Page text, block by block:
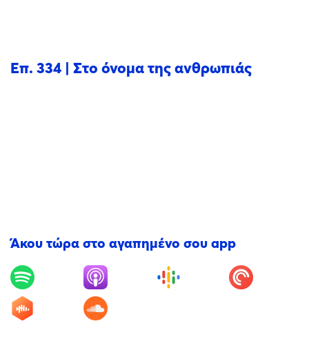
Επ. 334 | Στο όνομα της ανθρωπιάς
Άκου τώρα στο αγαπημένο σου app